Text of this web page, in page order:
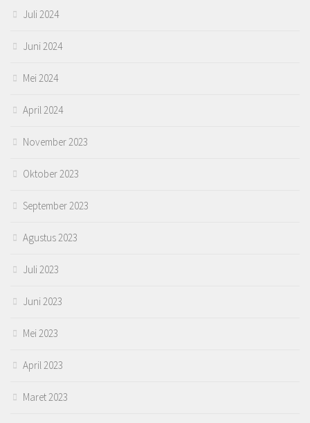
Juli 2024
Juni 2024
Mei 2024
April 2024
November 2023
Oktober 2023
September 2023
Agustus 2023
Juli 2023
Juni 2023
Mei 2023
April 2023
Maret 2023